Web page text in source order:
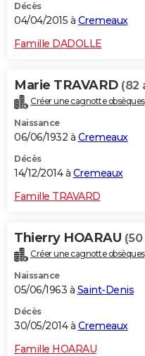
Décès
04/04/2015 à Cremeaux
Famille DADOLLE
Marie TRAVARD (82
Créer une cagnotte obsèques
Naissance
06/06/1932 à Cremeaux
Décès
14/12/2014 à Cremeaux
Famille TRAVARD
Thierry HOARAU (50
Créer une cagnotte obsèques
Naissance
05/06/1963 à Saint-Denis
Décès
30/05/2014 à Cremeaux
Famille HOARAU